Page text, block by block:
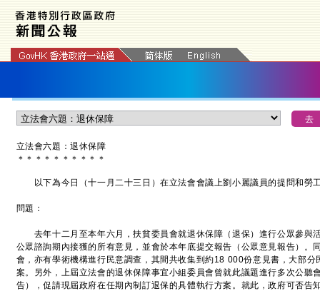
立法會六題：退休保障
＊ ＊ ＊ ＊ ＊ ＊ ＊ ＊ ＊ ＊
以下為今日（十一月二十三日）在立法會會議上劉小麗議員的提問和勞
問題：
去年十二月至本年六月，扶貧委員會就退休保障（退保）進行公眾參與
公眾諮詢期內接獲的所有意見，並會於本年底提交報告（公眾意見報告）。
會，亦有學術機構進行民意調查，其間共收集到約18 000份意見書，大部
案。另外，上屆立法會的退休保障事宜小組委員會曾就此議題進行多次公聽
告），促請現屆政府在任期內制訂退保的具體執行方案。就此，政府可否告